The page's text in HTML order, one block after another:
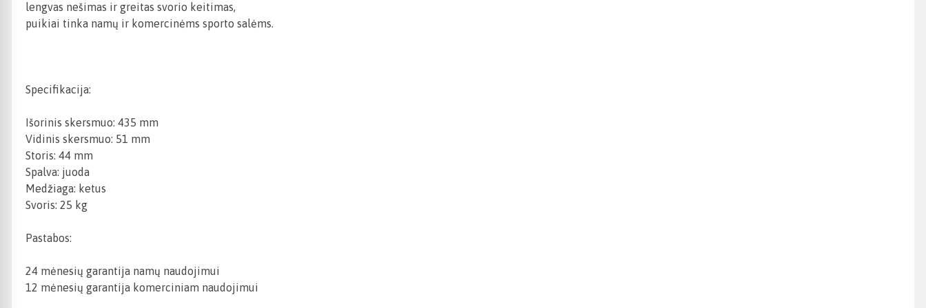
lengvas nešimas ir greitas svorio keitimas,
puikiai tinka namų ir komercinėms sporto salėms.
Specifikacija:
Išorinis skersmuo: 435 mm
Vidinis skersmuo: 51 mm
Storis: 44 mm
Spalva: juoda
Medžiaga: ketus
Svoris: 25 kg
Pastabos:
24 mėnesių garantija namų naudojimui
12 mėnesių garantija komerciniam naudojimui